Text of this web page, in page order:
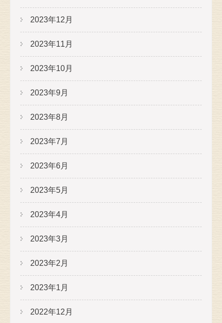
2023年12月
2023年11月
2023年10月
2023年9月
2023年8月
2023年7月
2023年6月
2023年5月
2023年4月
2023年3月
2023年2月
2023年1月
2022年12月